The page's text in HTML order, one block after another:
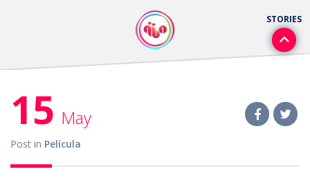
15 May
Post in Película